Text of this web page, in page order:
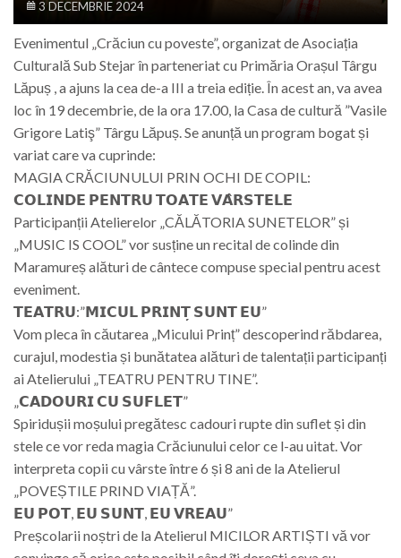
3 DECEMBRIE 2024
Evenimentul „Crăciun cu poveste”, organizat de Asociația
Culturală Sub Stejar în parteneriat cu Primăria Orașul Târgu
Lăpuș , a ajuns la cea de-a III a treia ediție. În acest an, va avea
loc în 19 decembrie, de la ora 17.00, la Casa de cultură ”Vasile
Grigore Latiş” Târgu Lăpuș. Se anunță un program bogat și
variat care va cuprinde:
MAGIA CRĂCIUNULUI PRIN OCHI DE COPIL:
𝗖𝗢𝗟𝗜𝗡𝗗𝗘 𝗣𝗘𝗡𝗧𝗥𝗨 𝗧𝗢𝗔𝗧𝗘 𝗩𝗔̂𝗥𝗦𝗧𝗘𝗟𝗘
Participanții Atelierelor „CĂLĂTORIA SUNETELOR” și
„MUSIC IS COOL” vor susține un recital de colinde din
Maramureș alături de cântece compuse special pentru acest
eveniment.
𝗧𝗘𝗔𝗧𝗥𝗨:”𝗠𝗜𝗖𝗨𝗟 𝗣𝗥𝗜𝗡𝗧̦ 𝗦𝗨𝗡𝗧 𝗘𝗨”
Vom pleca în căutarea „Micului Prinț” descoperind răbdarea,
curajul, modestia și bunătatea alături de talentații participanți
ai Atelierului „TEATRU PENTRU TINE”.
„𝗖𝗔𝗗𝗢𝗨𝗥𝗜 𝗖𝗨 𝗦𝗨𝗙𝗟𝗘𝗧”
Spiridușii moșului pregătesc cadouri rupte din suflet și din
stele ce vor reda magia Crăciunului celor ce l-au uitat. Vor
interpreta copii cu vârste între 6 și 8 ani de la Atelierul
„POVEȘTILE PRIND VIAȚĂ”.
𝗘𝗨 𝗣𝗢𝗧, 𝗘𝗨 𝗦𝗨𝗡𝗧, 𝗘𝗨 𝗩𝗥𝗘𝗔𝗨”
Preșcolarii noștri de la Atelierul MICILOR ARTIȘTI vă vor